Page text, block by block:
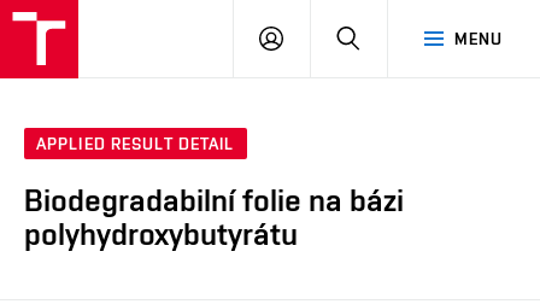
MENU
LOG
SEARCH
APPLIED RESULT DETAIL
Biodegradabilní folie na bázi
polyhydroxybutyrátu